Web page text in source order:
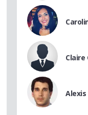
Claire
Alexis